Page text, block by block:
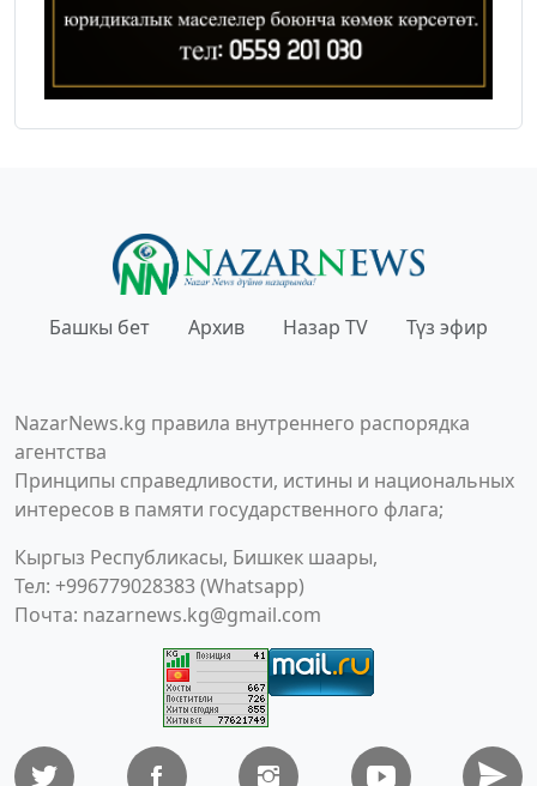
Башкы бет Архив Назар TV Түз эфир
NazarNews.kg правила внутреннего распорядка
агентства
Принципы справедливости, истины и национальных
интересов в памяти государственного флага;
Кыргыз Республикасы, Бишкек шаары,
Тел: +996779028383 (Whatsapp)
Почта: nazarnews.kg@gmail.com